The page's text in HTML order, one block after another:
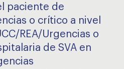
paciente de
o crítico a nivel
REA/Urgencias o
de SVA en